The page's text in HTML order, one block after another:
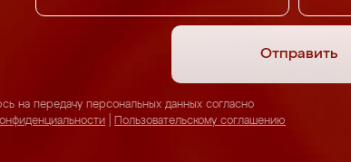
Отправить
на передачу персональных данных согласно
Пользовательскому соглашению